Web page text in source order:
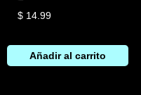
$ 14.99
Añadir al carrito